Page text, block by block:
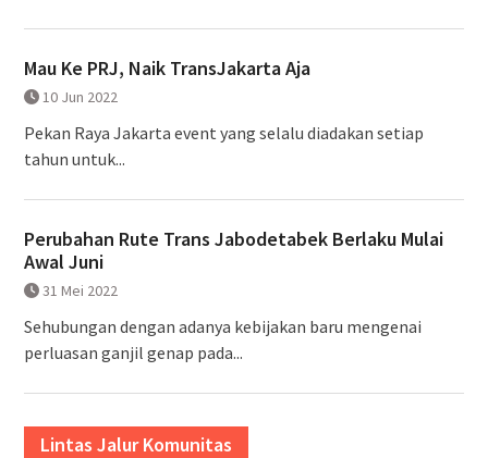
Mau Ke PRJ, Naik TransJakarta Aja
10 Jun 2022
Pekan Raya Jakarta event yang selalu diadakan setiap
tahun untuk...
Perubahan Rute Trans Jabodetabek Berlaku Mulai
Awal Juni
31 Mei 2022
Sehubungan dengan adanya kebijakan baru mengenai
perluasan ganjil genap pada...
Lintas Jalur Komunitas